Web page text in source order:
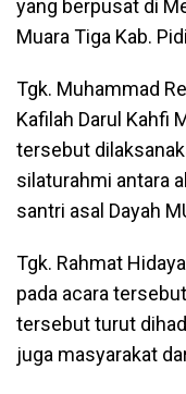
yang berpusat di
Muara Tiga Kab.
Tgk. Muhammad
Kafilah Darul Kahfi
tersebut
silaturahmi antara
santri asal Dayah
Tgk. Rahmat
pada acara
tersebut turut
juga masyarakat